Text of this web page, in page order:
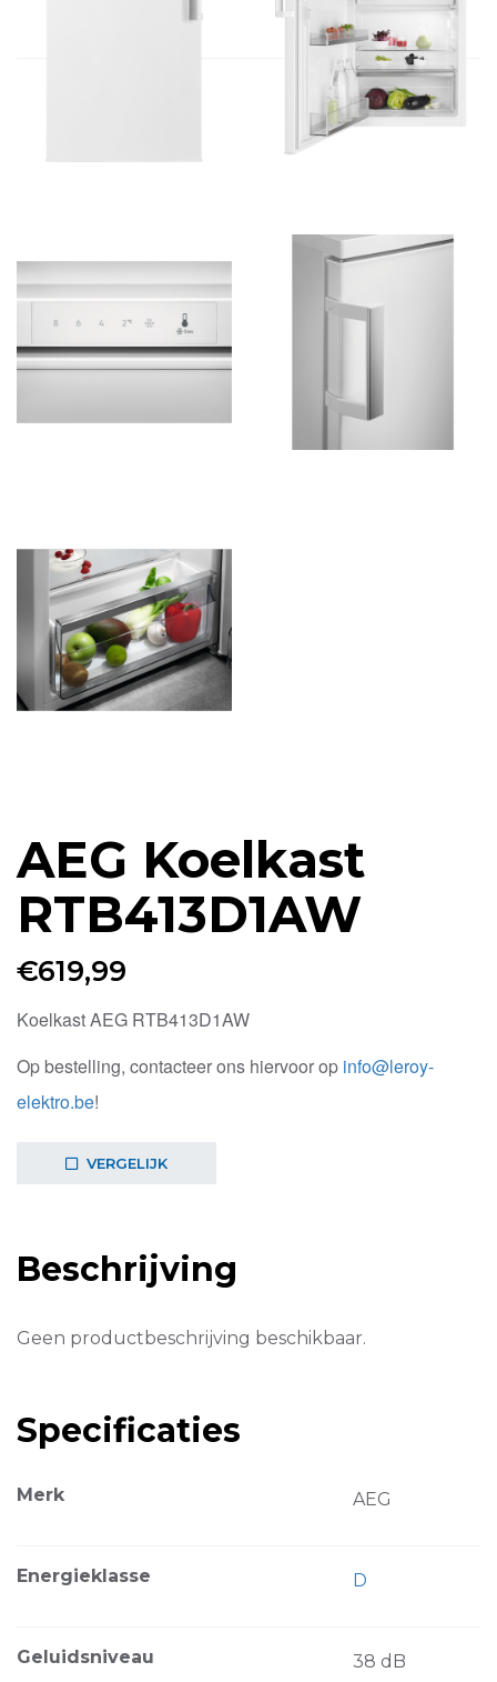
AEG Koelkast
RTB413D1AW
€619,99
Koelkast AEG RTB413D1AW
Op bestelling, contacteer ons hiervoor op info@leroy-
elektro.be!
VERGELIJK
Beschrijving
Geen productbeschrijving beschikbaar.
Specificaties
Merk AEG
Energieklasse D
Geluidsniveau 38 dB